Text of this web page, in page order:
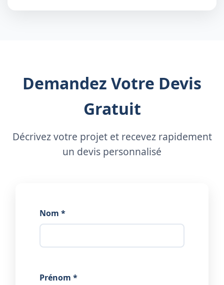
Demandez Votre Devis
Gratuit
Décrivez votre projet et recevez rapidement
un devis personnalisé
Nom *
Prénom *